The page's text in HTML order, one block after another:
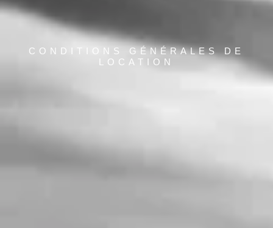
CONDITIONS GÉNÉRALES DE
LOCATION